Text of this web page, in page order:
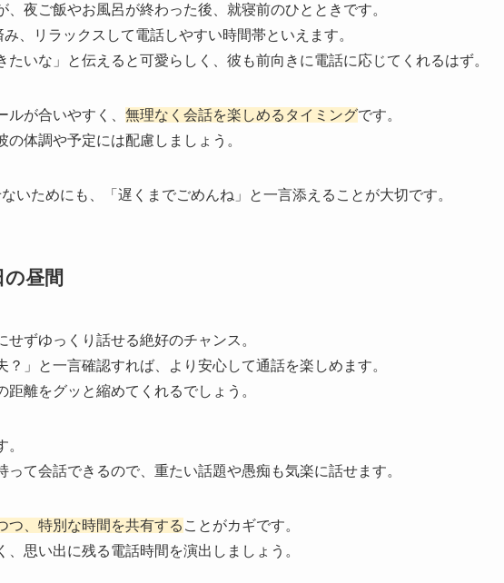
夜ご飯やお風呂が終わった後、就寝前のひとときです。
、リラックスして電話しやすい時間帯といえます。
たいな」と伝えると可愛らしく、彼も前向きに電話に応じてくれるはず。
が合いやすく、 無理なく会話を楽しめるタイミングです。
体調や予定には配慮しましょう。
いためにも、「遅くまでごめんね」と一言添えることが大切です。
昼間
ずゆっくり話せる絶好のチャンス。
？」と一言確認すれば、より安心して通話を楽しめます。
離をグッと縮めてくれるでしょう。
って会話できるので、重たい話題や愚痴も気楽に話せます。
つ、特別な時間を共有する ことがカギです。
思い出に残る電話時間を演出しましょう。